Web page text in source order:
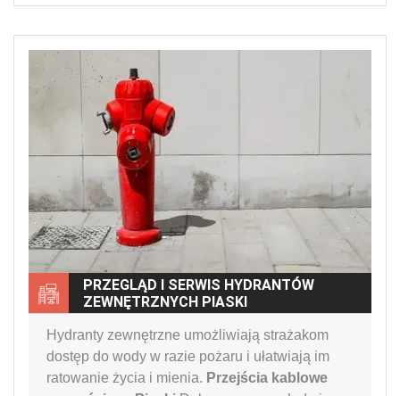
PRZEGLĄD I SERWIS HYDRANTÓW
ZEWNĘTRZNYCH PIASKI
Hydranty zewnętrzne umożliwiają strażakom
dostęp do wody w razie pożaru i ułatwiają im
ratowanie życia i mienia. Przejścia kablowe